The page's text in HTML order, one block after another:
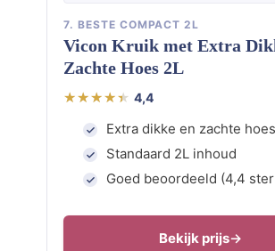
7. BESTE COMPACT 2L
Vicon Kruik met Extra
Zachte Hoes 2L
4,4
Extra dikke en zachte hoes
Standaard 2L inhoud
Goed beoordeeld (4,4
Bekijk prijs